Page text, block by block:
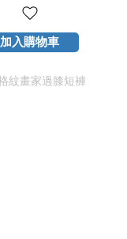
加入購物車